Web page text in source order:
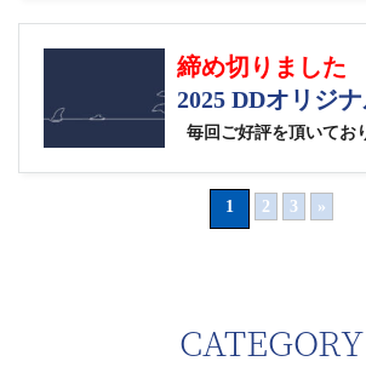
締め切りました
2025 DDオリジナル “Dolphin’s line”ドライ&コ
1 2 3 »
CATEGORY